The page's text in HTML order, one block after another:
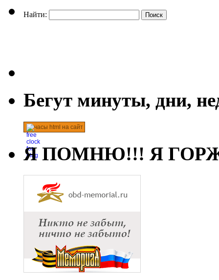
Найти:
Бегут минуты, дни,
часы html на сайт
Я ПОМНЮ!!! Я